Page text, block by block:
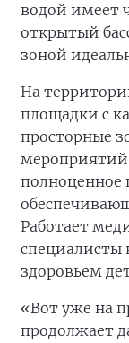
водой имеет
открытый
зоной
На
площадки с
просторные
полноценное
Работает
специалисты
здоровьем
«Вот уже на
продолжает